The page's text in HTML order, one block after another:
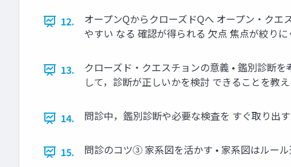
12.
オープンQからクローズドQへ オープン・ク
やすい なる 確認が得られる 欠点 焦点が絞り
13.
クローズド・クエスチョンの意義 • 鑑別診断
して，診断が正しいかを検討 できることを教え
14. 問診中，鑑別診断や必要な検査を すぐ取り出
15. 問診のコツ③ 家系図を活かす • 家系図はルー